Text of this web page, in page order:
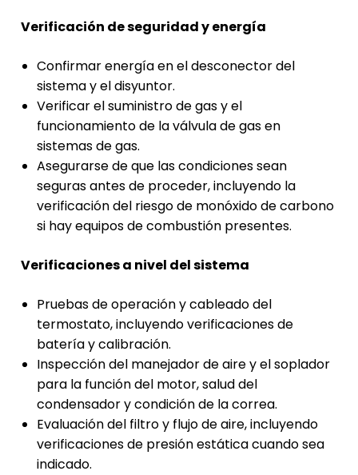
Verificación de seguridad y energía
Confirmar energía en el desconector del
sistema y el disyuntor.
Verificar el suministro de gas y el
funcionamiento de la válvula de gas en
sistemas de gas.
Asegurarse de que las condiciones sean
seguras antes de proceder, incluyendo la
verificación del riesgo de monóxido de carbono
si hay equipos de combustión presentes.
Verificaciones a nivel del sistema
Pruebas de operación y cableado del
termostato, incluyendo verificaciones de
batería y calibración.
Inspección del manejador de aire y el soplador
para la función del motor, salud del
condensador y condición de la correa.
Evaluación del filtro y flujo de aire, incluyendo
verificaciones de presión estática cuando sea
indicado.